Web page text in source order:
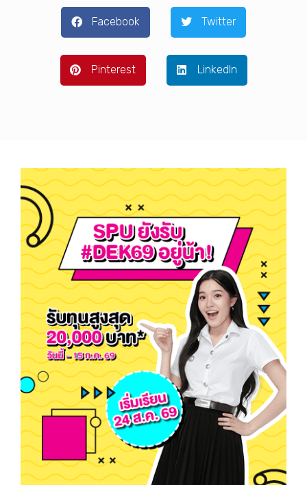
Facebook Twitter
Pinterest LinkedIn